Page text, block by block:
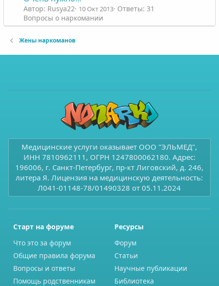
Автор: Rusya22 10 Окт 2013 Ответы: 31
Вопросы о наркомании
Жены наркоманов
Медицинские услуги оказывает ООО "ЭЛЬМЕД",
ИНН 7810962111, ОГРН 1247800062180. Адрес:
196006, г. Санкт-Петербург, пр-кт Лиговский, д. 246,
литера Я. Лицензия на медицинскую деятельность:
Л041-01148-78/01490328 от 05.11.2024
Старт на форуме
Что это за форум
Общие правила форума
Вопросы и ответы
Помощь родственникам
Ресурсы
Форум
Статьи
Научные публикации
Библиотека